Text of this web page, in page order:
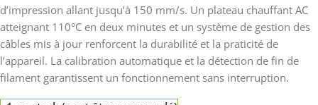
d’impression allant jusqu’à 150 mm/s. Un plateau chauffant AC
atteignant 110°C en deux minutes et un système de gestion des
câbles mis à jour renforcent la durabilité et la praticité de
l’appareil. La calibration automatique et la détection de fin de
filament garantissent un fonctionnement sans interruption.